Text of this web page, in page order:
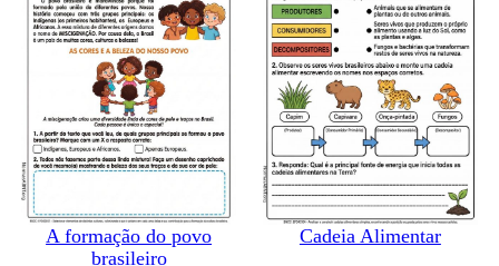
A formação do povo
brasileiro
Cadeia Alimentar